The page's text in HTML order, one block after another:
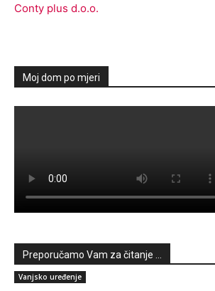
Conty plus d.o.o.
Moj dom po mjeri
Preporučamo Vam za čitanje ...
Vanjsko uređenje